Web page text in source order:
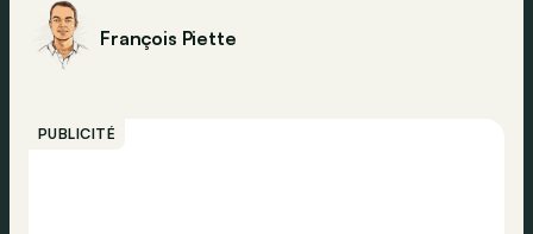
François Piette
PUBLICITÉ